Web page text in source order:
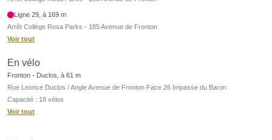
Ligne 29, à 169 m
Arrêt Collège Rosa Parks - 185 Avenue de Fronton
Voir tout
En vélo
Fronton - Duclos, à 61 m
Rue Leonce Duclos / Angle Avenue de Fronton Face 26 Impasse du Baron
Capacité : 18 vélos
Voir tout